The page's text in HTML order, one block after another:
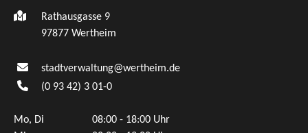
Rathausgasse 9
97877 Wertheim
stadtverwaltung@wertheim.de
(0 93 42) 3 01-0
Mo, Di
08:00 - 18:00 Uhr